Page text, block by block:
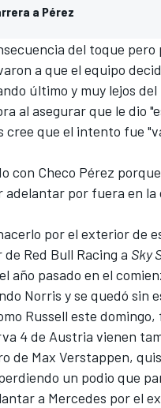
a Pérez
del toque
a que el equipo
último y muy lejos del
al asegurar que le dio
cree que el intento fue
con Checo Pérez
por fuera en la
por el exterior de
de Red Bull Racing a Sky
año pasado en el
Norris y se quedó sin
Russell este domingo,
4 de Austria vienen
de Max Verstappen,
un podio que
a Mercedes por el